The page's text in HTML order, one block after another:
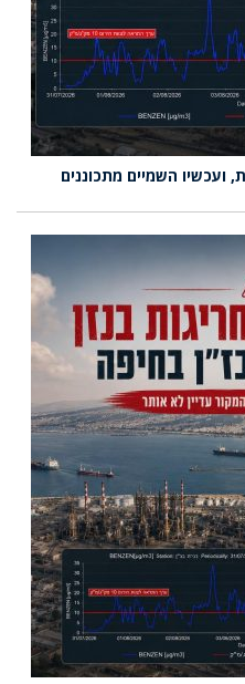
ועכשיו השמיים מתכוננים